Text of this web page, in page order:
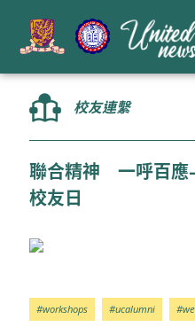
校友連繫
聯合精神 一呼百
校友日
#workshops #ucalumni